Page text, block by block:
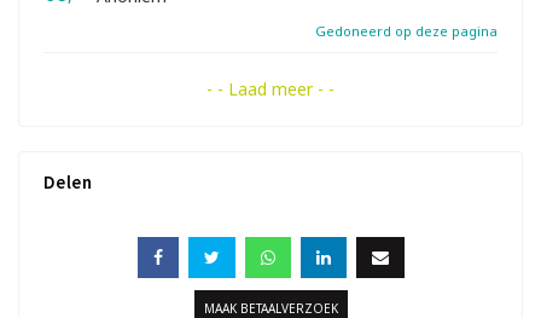
Gedoneerd op deze pagina
- - Laad meer - -
Delen
MAAK BETAALVERZOEK